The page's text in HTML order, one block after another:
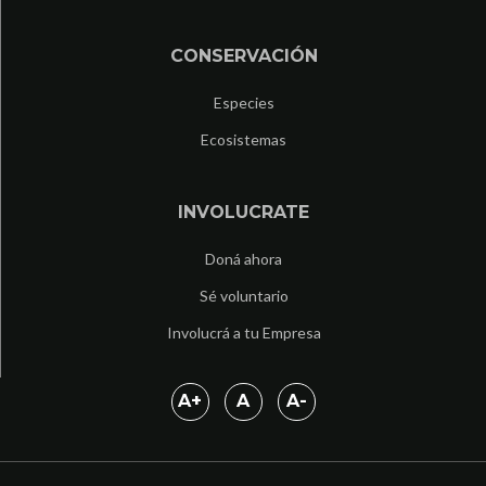
CONSERVACIÓN
Especies
Ecosistemas
INVOLUCRATE
Doná ahora
Sé voluntario
Involucrá a tu Empresa
A+ A A-